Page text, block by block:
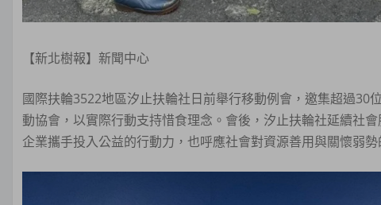
【新北樹報】新聞中心
國際扶輪3522地區汐止扶輪社日前舉行移動例會，邀集超過30
動協會，以實際行動支持惜食理念。會後，汐止扶輪社延續社
企業攜手投入公益的行動力，也呼應社會對資源善用與關懷弱勢